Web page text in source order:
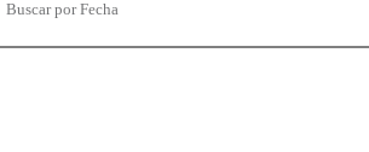
Buscar por Fecha